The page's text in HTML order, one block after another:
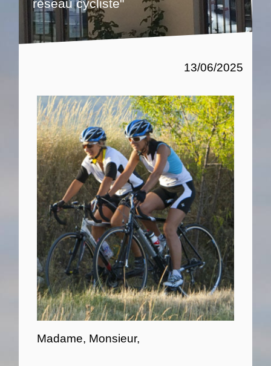
réseau cycliste"
13/06/2025
Madame, Monsieur,